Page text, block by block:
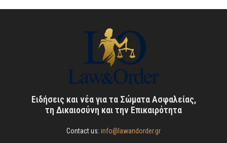
Ειδήσεις και νέα για τα Σώματα Ασφαλείας,
τη Δικαιοσύνη και την Επικαιρότητα
Contact us: info@lawandorder.gr